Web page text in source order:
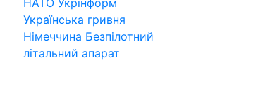
НАТО Укрінформ
Українська гривня
Німеччина Безпілотний
літальний апарат